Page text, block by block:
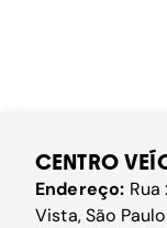
CENTRO
Endereço:
Vista, São